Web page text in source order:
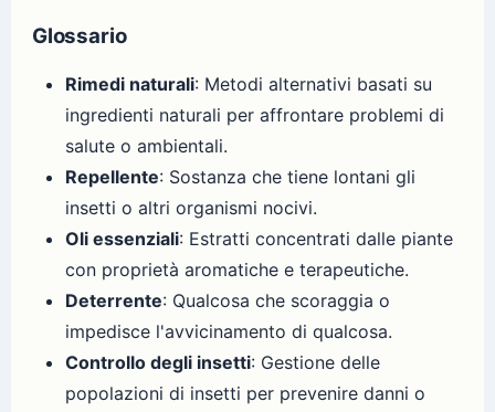
Glossario
Rimedi naturali: Metodi alternativi basati su
ingredienti naturali per affrontare problemi di
salute o ambientali.
Repellente: Sostanza che tiene lontani gli
insetti o altri organismi nocivi.
Oli essenziali: Estratti concentrati dalle piante
con proprietà aromatiche e terapeutiche.
Deterrente: Qualcosa che scoraggia o
impedisce l'avvicinamento di qualcosa.
Controllo degli insetti: Gestione delle
popolazioni di insetti per prevenire danni o